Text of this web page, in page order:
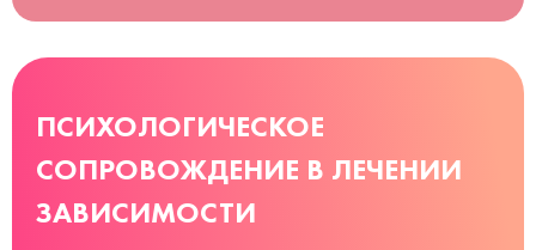
ПСИХОЛОГИЧЕСКОЕ
СОПРОВОЖДЕНИЕ В ЛЕЧЕНИИ
ЗАВИСИМОСТИ